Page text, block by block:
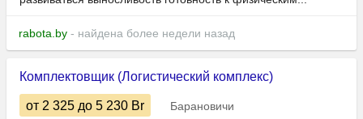
rabota.by - найдена более недели назад
Комплектовщик (Логистический комплекс)
от 2 325 до 5 230 Br
Барановичи